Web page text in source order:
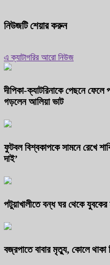
নিউজটি শেয়ার করুন
এ ক্যাটাগরির আরো নিউজ
দীপিকা-ক্যাটরিনাকে পেছনে
গড়লেন আলিয়া ভাট
ফুটবল বিশ্বকাপকে সামনে রেখে
দাই’
পটুয়াখালীতে বন্ধ ঘর থেকে
বজ্রপাতে বাবার মৃত্যু, কোলে থাকা